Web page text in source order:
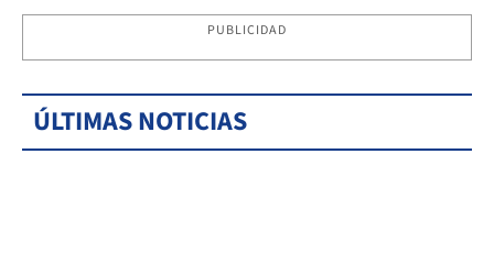
PUBLICIDAD
ÚLTIMAS NOTICIAS